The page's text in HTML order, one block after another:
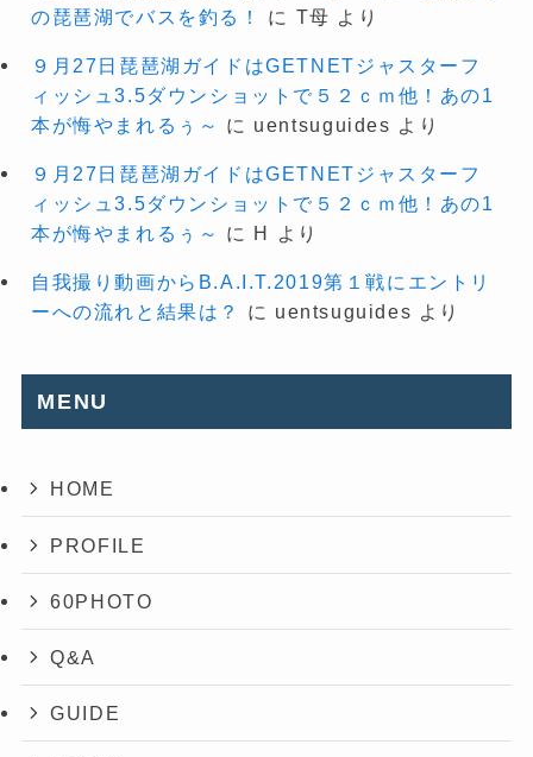
の琵琶湖でバスを釣る！
に T母 より
９月27日琵琶湖ガイドはGETNETジャスターフ
ィッシュ3.5ダウンショットで５２ｃｍ他！あの1
本が悔やまれるぅ～
に uentsuguides より
９月27日琵琶湖ガイドはGETNETジャスターフ
ィッシュ3.5ダウンショットで５２ｃｍ他！あの1
本が悔やまれるぅ～
に H より
自我撮り動画からB.A.I.T.2019第１戦にエントリ
ーへの流れと結果は？
に uentsuguides より
MENU
HOME
PROFILE
60PHOTO
Q&A
GUIDE